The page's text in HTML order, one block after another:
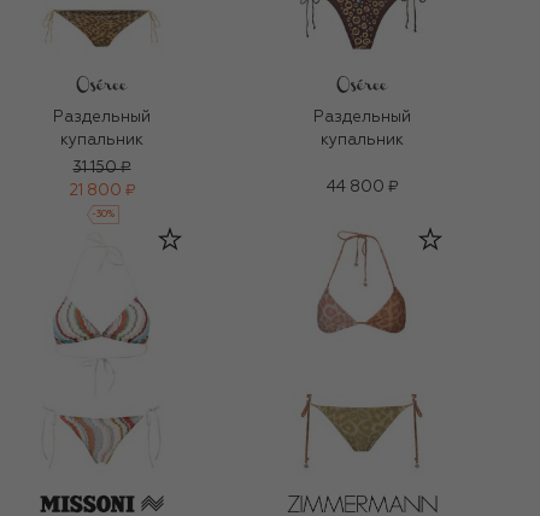
Раздельный
купальник
31 150 ₽
21 800 ₽
-30%
Раздельный
купальник
44 800 ₽